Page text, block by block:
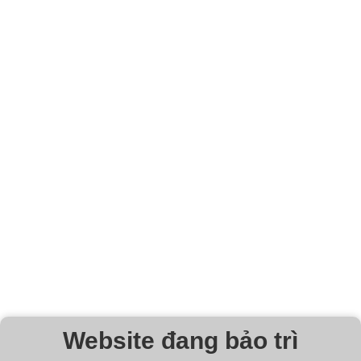
Website đang bảo trì